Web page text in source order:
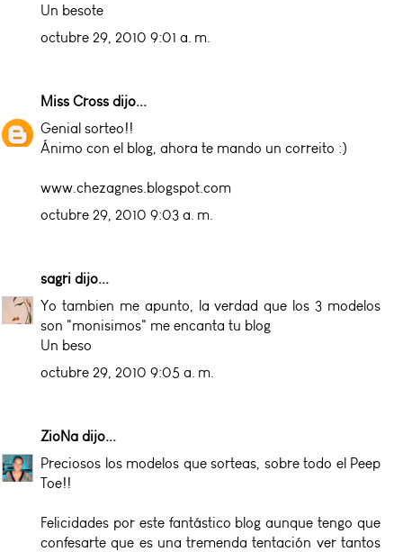
Un besote
octubre 29, 2010 9:01 a. m.
Miss Cross dijo...
Genial sorteo!!
Ánimo con el blog, ahora te mando un correito :)
www.chezagnes.blogspot.com
octubre 29, 2010 9:03 a. m.
sagri dijo...
Yo tambien me apunto, la verdad que los 3 modelos
son "monisimos" me encanta tu blog
Un beso
octubre 29, 2010 9:05 a. m.
ZioNa dijo...
Preciosos los modelos que sorteas, sobre todo el Peep
Toe!!
Felicidades por este fantástico blog aunque tengo que
confesarte que es una tremenda tentación ver tantos